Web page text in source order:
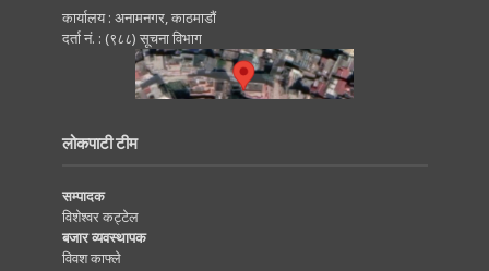
कार्यालय : अनामनगर, काठमाडाैं
दर्ता नं. : (९८८) सूचना विभाग
लोकपाटी टीम
सम्पादक
विशेश्वर कट्टेल
बजार व्यवस्थापक
विवश काफ्ले